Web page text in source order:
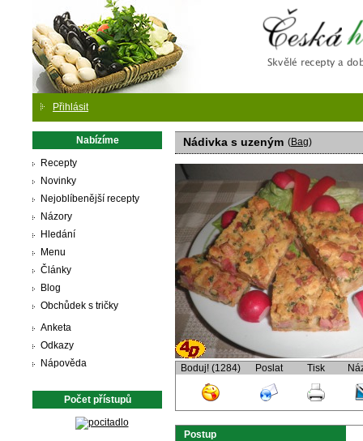
Přihlásit
Nabízíme
Recepty
Novinky
Nejoblíbenější recepty
Názory
Hledání
Menu
Články
Blog
Obchůdek s tričky
Anketa
Odkazy
Nápověda
Počet přístupů
Nádivka s uzeným (Bag)
Boduj! (1284) Poslat Tisk
Postup